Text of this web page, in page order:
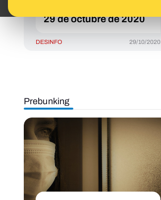
29 de octubre de 2020
DESINFO 29/10/2020
Prebunking